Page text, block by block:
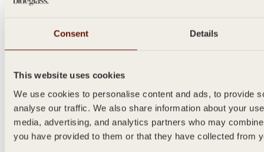
Consent Details
This website uses cookies
We use cookies to personalise content and ads, to provide
analyse our traffic. We also share information about your
media, advertising, and analytics partners who may
you have provided to them or that they have collected from
BORDEAUX